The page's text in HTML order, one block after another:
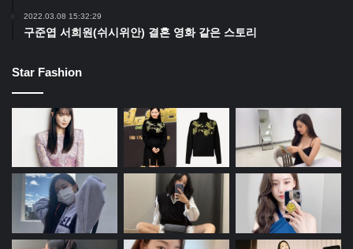
2022.03.08 15:32:29
구준엽 서희원(쉬시위안) 결혼 영화 같은 스토리
Star Fashion